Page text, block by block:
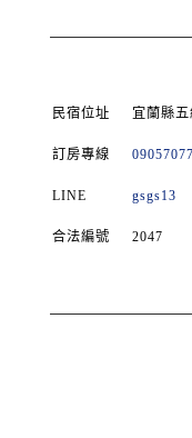
民宿位址 宜蘭縣
訂房專線
LINE gsgs13
合法編號 2047